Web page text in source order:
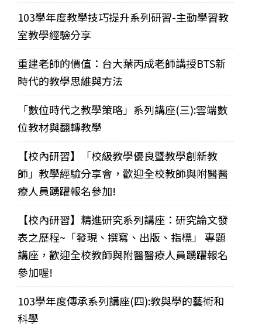
103學年度教學技巧提升系列研習-主動學習教
室教學經驗分享
重建老師的價值：台大葉丙成老師講授BTS新
時代的教學思維與方法
「數位時代之教學策略」系列講座(三):雲端數
位教材與翻轉教學
【校內研習】「校級教學優良暨教學創新教
師」教學經驗分享會，歡迎全校教師與附醫醫
療人員踴躍報名參加!
【校內研習】精進研究系列講座：研究論文發
表之歷程~「發現、撰寫、出版、指標」 專題
講座，歡迎全校教師與附醫醫療人員踴躍報名
參加喔!
103學年度傳承系列講座(四):教與學的藝術和
科學